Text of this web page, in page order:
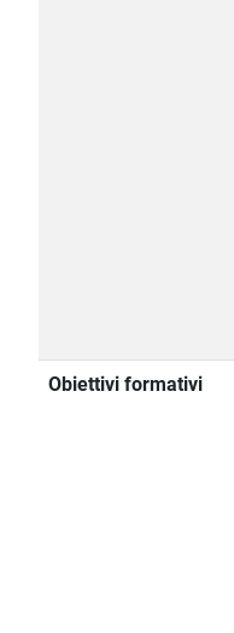
Obiettivi formativi